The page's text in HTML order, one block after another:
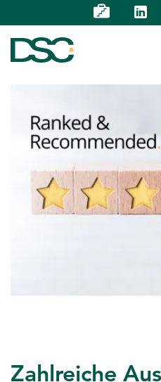
ÜBER UNS
EXPERTISE
TEAM
Zahlreiche